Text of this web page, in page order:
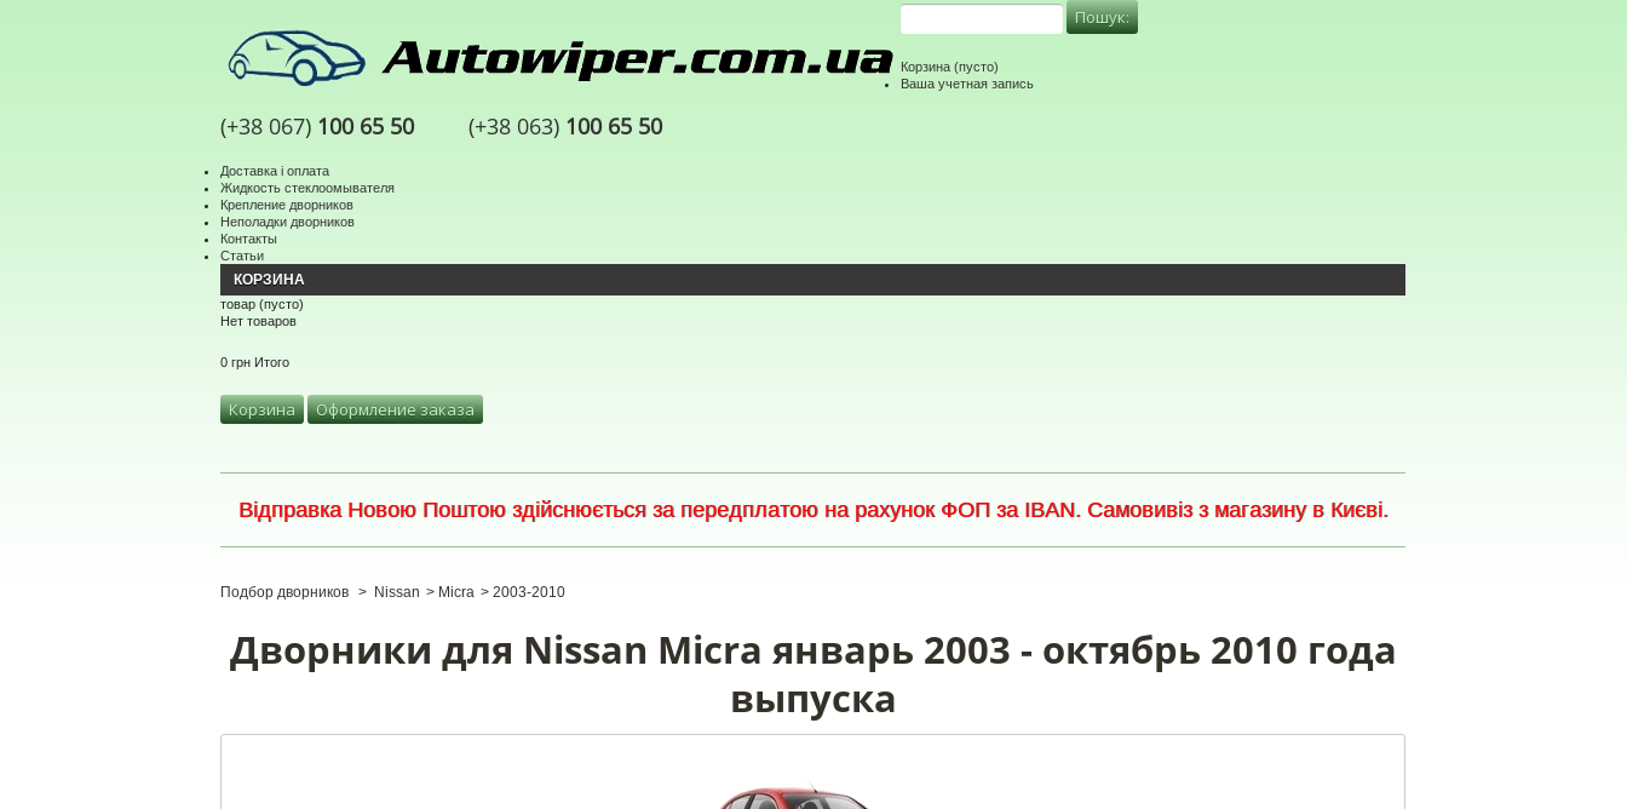
(+38 067) 100 65 50 (+38 063) 100 65 50
Корзина (пусто)
Ваша учетная запись
Доставка і оплата
Жидкость стеклоомывателя
Крепление дворников
Неполадки дворников
Контакты
Статьи
КОРЗИНА
товар (пусто)
Нет товаров
0 грн Итого
Корзина Оформление заказа
Відправка Новою Поштою здійснюється за передплатою на рахунок ФОП за IBAN. Самовивіз з магазину в Києві.
Подбор дворников > Nissan > Micra > 2003-2010
Дворники для Nissan Micra январь 2003 - октябрь 2010 года
выпуска